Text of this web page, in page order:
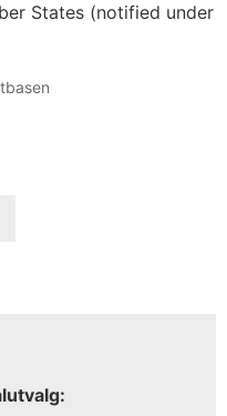
States (notified under